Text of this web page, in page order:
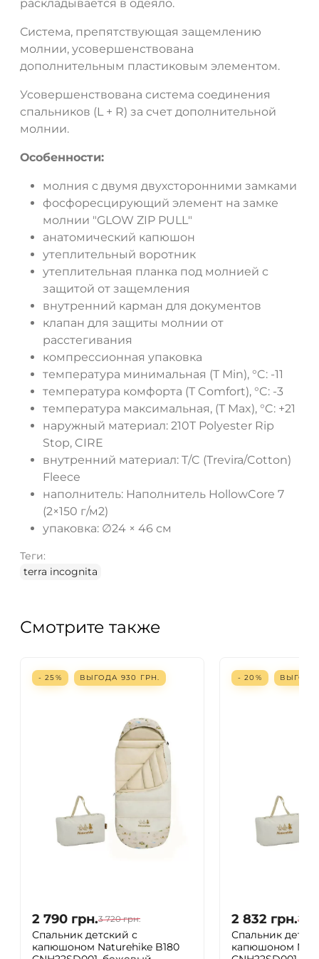
раскладывается в одеяло.
Система, препятствующая защемлению
молнии, усовершенствована
дополнительным пластиковым элементом.
Усовершенствована система соединения
спальников (L + R) за счет дополнительной
молнии.
Особенности:
молния с двумя двухсторонними замками
фосфоресцирующий элемент на замке
молнии "GLOW ZIP PULL"
анатомический капюшон
утеплительный воротник
утеплительная планка под молнией с
защитой от защемления
внутренний карман для документов
клапан для защиты молнии от
расстегивания
компрессионная упаковка
температура минимальная (T Min), °C: -11
температура комфорта (T Comfort), °C: -3
температура максимальная, (T Max), °C: +21
наружный материал: 210T Polyester Rip
Stop, CIRE
внутренний материал: T/C (Trevira/Cotton)
Fleece
наполнитель: Наполнитель HollowCore 7
(2×150 г/м2)
упаковка: ∅24 × 46 см
Теги:
terra incognita
Смотрите также
- 25% ВЫГОДА 930 ГРН.
2 790 грн.3 720 грн.
Спальник детский с
капюшоном Naturehike B180
- 20%
2 832 грн.3
Спальник
капюшоном